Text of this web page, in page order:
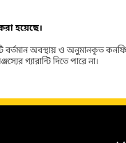
হয়েছে।
বর্তমান অবস্থায় ও অনুমানকৃত
গ্যারান্টি দিতে পারে না।